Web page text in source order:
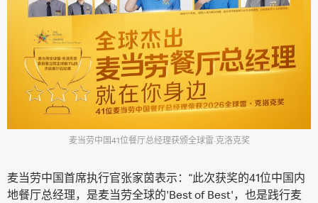
麦当劳中国41位餐厅总经理获颁全球雷·克洛克奖
麦当劳中国首席执行官张家茵表示：“此次获奖的41位中国内
地餐厅总经理，是麦当劳全球的'Best of Best'，也是践行麦